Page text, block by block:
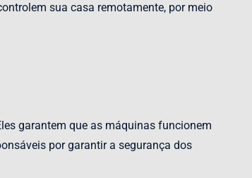
sua casa remotamente, por meio
garantem que as máquinas funcionem
por garantir a segurança dos